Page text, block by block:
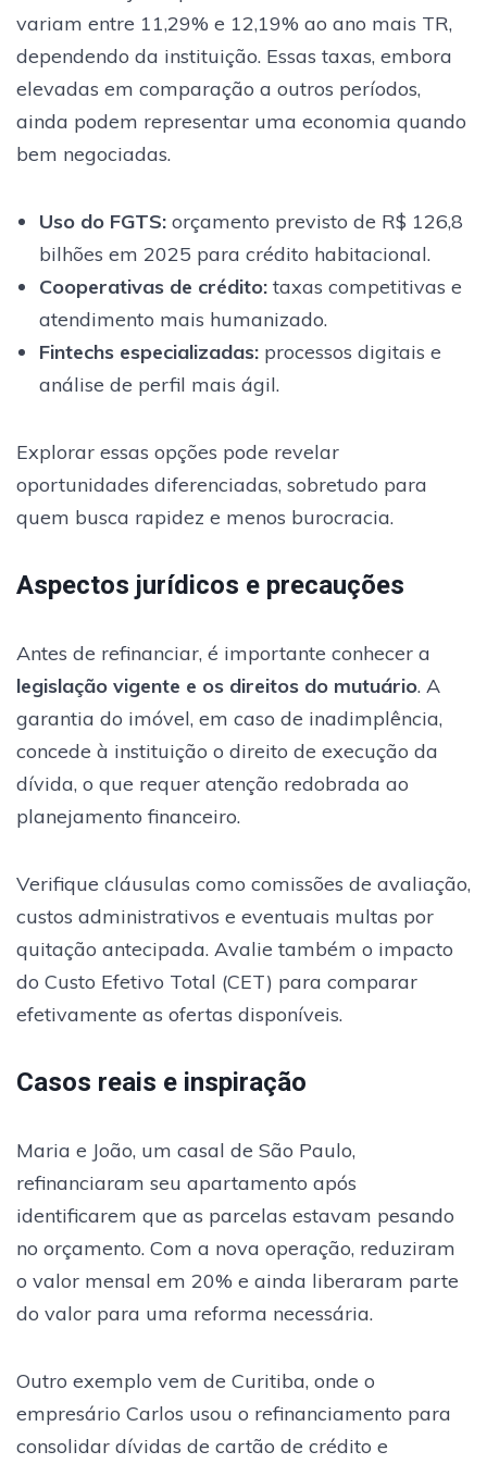
variam entre 11,29% e 12,19% ao ano mais TR,
dependendo da instituição. Essas taxas, embora
elevadas em comparação a outros períodos,
ainda podem representar uma economia quando
bem negociadas.
Uso do FGTS:orçamento previsto de R$ 126,8
bilhões em 2025 para crédito habitacional.
Cooperativas de crédito:taxas competitivas e
atendimento mais humanizado.
Fintechs especializadas:processos digitais e
análise de perfil mais ágil.
Explorar essas opções pode revelar
oportunidades diferenciadas, sobretudo para
quem busca rapidez e menos burocracia.
Aspectos jurídicos e precauções
Antes de refinanciar, é importante conhecer a
legislação vigente e os direitos do mutuário. A
garantia do imóvel, em caso de inadimplência,
concede à instituição o direito de execução da
dívida, o que requer atenção redobrada ao
planejamento financeiro.
Verifique cláusulas como comissões de avaliação,
custos administrativos e eventuais multas por
quitação antecipada. Avalie também o impacto
do Custo Efetivo Total (CET) para comparar
efetivamente as ofertas disponíveis.
Casos reais e inspiração
Maria e João, um casal de São Paulo,
refinanciaram seu apartamento após
identificarem que as parcelas estavam pesando
no orçamento. Com a nova operação, reduziram
o valor mensal em 20% e ainda liberaram parte
do valor para uma reforma necessária.
Outro exemplo vem de Curitiba, onde o
empresário Carlos usou o refinanciamento para
consolidar dívidas de cartão de crédito e